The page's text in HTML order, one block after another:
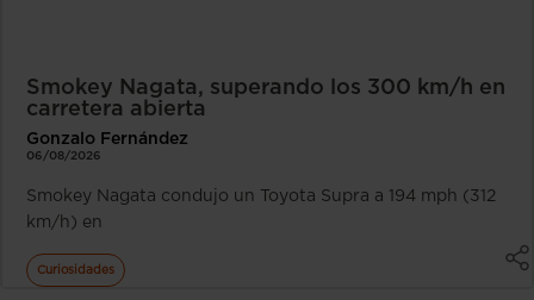
Smokey Nagata, superando los 300 km/h en
carretera abierta
Gonzalo Fernández
06/08/2026
Smokey Nagata condujo un Toyota Supra a 194 mph (312
km/h) en
Curiosidades